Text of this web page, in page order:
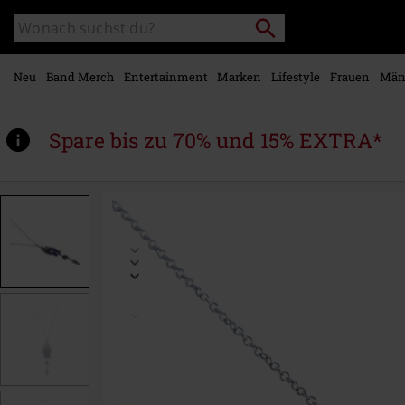
Hauptinhalt
springen
Katalog
durchsuchen
Packstation
suchen
Neu Band Merch Entertainment Marken Lifestyle Frauen
Spare bis zu 70% und 15% EXTRA*
www.emp.at/p/violetter-
573945St.html